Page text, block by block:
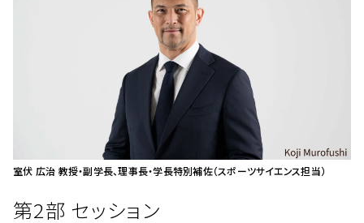
室伏 広治 教授・副学長、理事長・学長特別補佐（スポーツサイエンス担当）
第2部 セッション